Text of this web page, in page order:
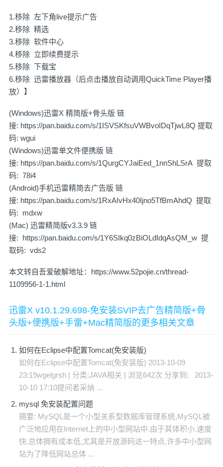
1.移除 左下角live提示广告
2.移除 精选
3.移除 软件中心
4.移除 立即续费提示
5.移除 下载宝
6.移除 迅雷播放器（后点击播放自动调用QuickTime Player播
放）】
(Windows)迅雷X 精简版+骨头版 链
接: https://pan.baidu.com/s/1ISVSKfsuVWBvoIDqTjwL8Q 提取
码: wgui
(Windows)迅雷单文件便携版 链
接: https://pan.baidu.com/s/1QurgCYJaiEed_1nnShLSrA 提取
码: 78i4
(Android)手机迅雷精简去广告版 链
接: https://pan.baidu.com/s/1RxAIvHx40Ijno5TfBmAhdQ 提取
码: mdxw
(Mac) 迅雷精简版v3.3.9 链
接: https://pan.baidu.com/s/1Y6SIkq0zBiOLdIdqAsQM_w 提
取码: vds2
本文转自吾爱破解地址： https://www.52pojie.cn/thread-
1109956-1-1.html
迅雷X v10.1.29.698-免安装SVIP去广告精简版+骨
头版+便携版+手雷+Mac精简版的更多相关文章
如何在Eclipse中配置Tomcat(免安装版)
如何在Eclipse中配置Tomcat(免安装版) 2013-10-09
23:19wgelgrsh | 分类:JAVA相关 | 浏览642次 分享到: 2013-
10-10 17:10提问者采纳 ...
mysql 免安装配置问题
摘要: MySQL是一个小型关系型数据库管理系统,MySQL被
广泛地应用在Internet上的中小型网站中.由于其体积小.速度
快.总体拥有成本低,尤其是开放源码这一特点,许多中小型网
站为了降低网站总体 ...